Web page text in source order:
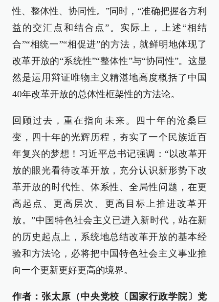
性、整体性、协同性。”同时，“准确把握各方利
益的交汇点和结合点”。实际上，上述“相结
合”“相统一”“相促进”的方法，就鲜明地体现了
改革开放的“系统性”“整体性”与“协同性”。这显
然是运用辩证唯物主义精湛地高度概括了中国
40年改革开放的总体性框架性的方法论。
回顾过去，重在指向未来。四十年的沧桑巨
变，四十年的光辉历程，夯实了一个民族近百
年复兴的梦想！习近平总书记强调：“以改革开
放的眼光看待改革开放，充分认识新形势下改
革开放的时代性、体系性、全局性问题，在更
高起点、更高层次、更高目标上推进改革开
放。”中国特色社会主义已进入新时代，站在新
的历史起点上，系统地总结改革开放的基本经
验和方法论，必将把中国特色社会主义事业推
向一个更新更好更高的境界。
作者：张太原（中央党校〔国家行政学院〕党